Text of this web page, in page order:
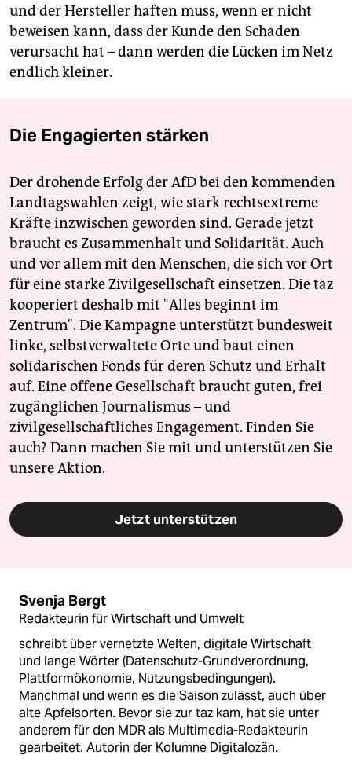
und der Hersteller haften muss, wenn er nicht
beweisen kann, dass der Kunde den Schaden
verursacht hat – dann werden die Lücken im Netz
endlich kleiner.
Die Engagierten stärken
Der drohende Erfolg der AfD bei den kommenden
Landtagswahlen zeigt, wie stark rechtsextreme
Kräfte inzwischen geworden sind. Gerade jetzt
braucht es Zusammenhalt und Solidarität. Auch
und vor allem mit den Menschen, die sich vor Ort
für eine starke Zivilgesellschaft einsetzen. Die taz
kooperiert deshalb mit "Alles beginnt im
Zentrum". Die Kampagne unterstützt bundesweit
linke, selbstverwaltete Orte und baut einen
solidarischen Fonds für deren Schutz und Erhalt
auf. Eine offene Gesellschaft braucht guten, frei
zugänglichen Journalismus – und
zivilgesellschaftliches Engagement. Finden Sie
auch? Dann machen Sie mit und unterstützen Sie
unsere Aktion.
Jetzt unterstützen
Svenja Bergt
Redakteurin für Wirtschaft und Umwelt
schreibt über vernetzte Welten, digitale Wirtschaft
und lange Wörter (Datenschutz-Grundverordnung,
Plattformökonomie, Nutzungsbedingungen).
Manchmal und wenn es die Saison zulässt, auch über
alte Apfelsorten. Bevor sie zur taz kam, hat sie unter
anderem für den MDR als Multimedia-Redakteurin
gearbeitet. Autorin der Kolumne Digitalozän.